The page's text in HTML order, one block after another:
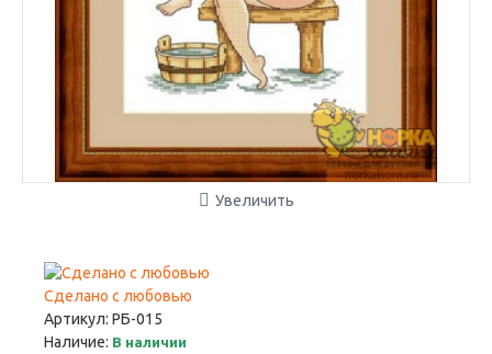
Увеличить
Сделано с любовью
Артикул: РБ-015
Наличие: В наличии